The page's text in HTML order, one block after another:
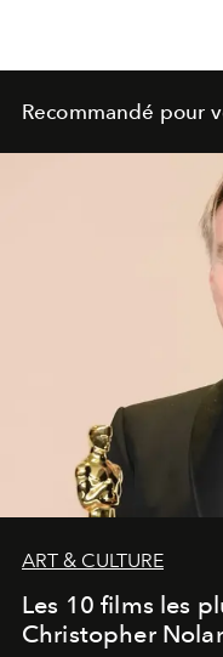
Recommandé pour
ART & CULTURE
Les 10 films les
Christopher